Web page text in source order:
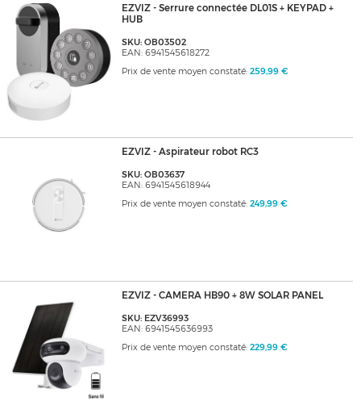
EZVIZ - Serrure connectée DL01S + KEYPAD +
HUB
SKU: OB03502
EAN: 6941545618272
Prix de vente moyen constaté: 259,99 €
EZVIZ - Aspirateur robot RC3
SKU: OB03637
EAN: 6941545618944
Prix de vente moyen constaté: 249,99 €
EZVIZ - CAMERA HB90 + 8W SOLAR PANEL
SKU: EZV36993
EAN: 6941545636993
Prix de vente moyen constaté: 229,99 €